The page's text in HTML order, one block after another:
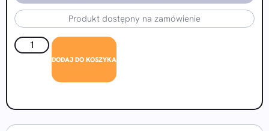
Produkt dostępny na zamówienie
DODAJ DO KOSZYKA